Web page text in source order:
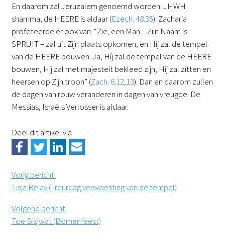
En daarom zal Jeruzalem genoemd worden: JHWH
shamma, de HEERE is aldaar (Ezech. 48:35). Zacharia
profeteerde er ook van. “Zie, een Man – Zijn Naam is
SPRUIT – zal uit Zijn plaats opkomen, en Hij zal de tempel
van de HEERE bouwen. Ja, Híj zal de tempel van de HEERE
bouwen, Híj zal met majesteit bekleed zijn, Hij zal zitten en
heersen op Zijn troon” (Zach. 6:12,13). Dan en daarom zullen
de dagen van rouw veranderen in dagen van vreugde. De
Messias, Israëls Verlosser is aldaar.
Deel dit artikel via
Vorig bericht:
Tisja Be'av (Treurdag verwoesting van de tempel)
Volgend bericht:
Toe Bisjwat (Bomenfeest)